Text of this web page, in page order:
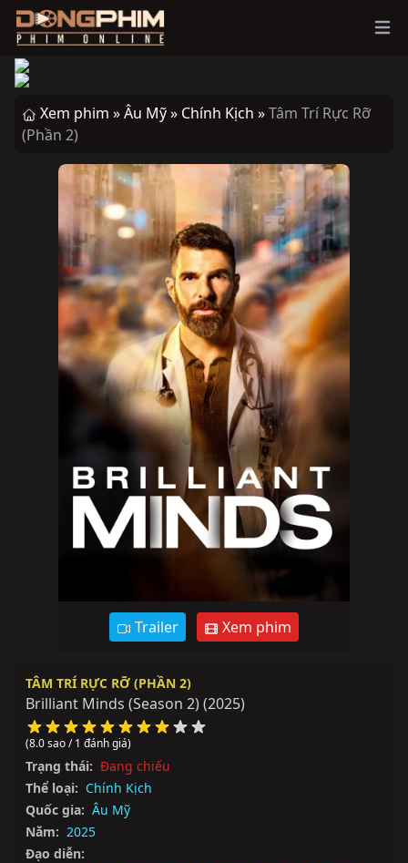
Xem phim »Âu Mỹ » Chính Kịch »Tâm Trí Rực Rỡ
(Phần 2)
Trailer Xem phim
TÂM TRÍ RỰC RỠ (PHẦN 2)
Brilliant Minds (Season 2)(2025)
(8.0 sao / 1 đánh giá)
Trạng thái: Đang chiếu
Thể loại: Chính Kịch
Quốc gia: Âu Mỹ
Năm: 2025
Đạo diễn: